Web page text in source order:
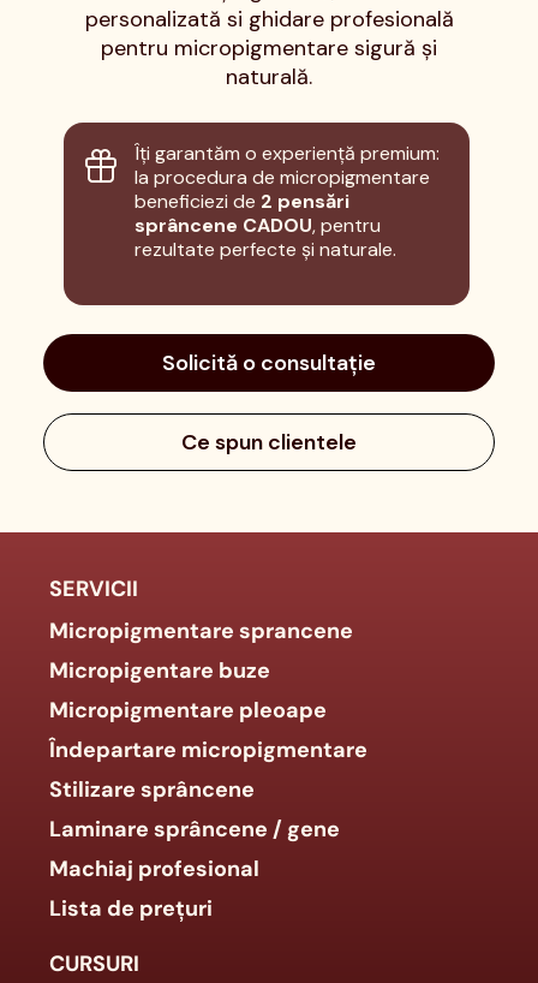
personalizată si ghidare profesională
pentru micropigmentare sigură și
naturală.
Îți garantăm o experiență premium:
la procedura de micropigmentare
beneficiezi de 2 pensări
sprâncene CADOU, pentru
rezultate perfecte și naturale.
Solicită o consultație
Ce spun clientele
SERVICII
Micropigmentare sprancene
Micropigentare buze
Micropigmentare pleoape
Îndepartare micropigmentare
Stilizare sprâncene
Laminare sprâncene / gene
Machiaj profesional
Lista de prețuri
CURSURI